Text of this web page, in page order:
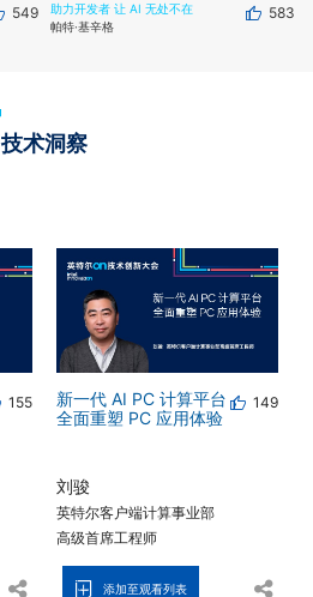
549 583
助力开发者 让 AI 无处不在
帕特·基辛格
技术洞察
155 149
新一代 AI PC 计算平台，
全面重塑 PC 应用体验
刘骏
英特尔客户端计算事业部
高级首席工程师
添加至观看列表